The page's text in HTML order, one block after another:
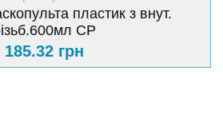
пластик з внут.
CP
185.32 грн